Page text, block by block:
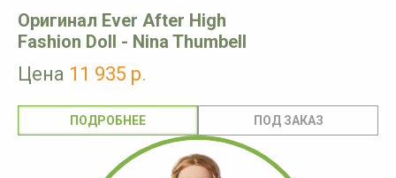
Оригинал Ever After High
Fashion Doll - Nina Thumbell
Цена 11 935 р.
ПОДРОБНЕЕ